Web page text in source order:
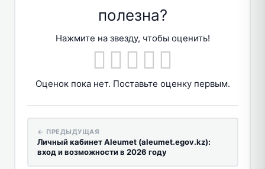
полезна?
Нажмите на звезду, чтобы оценить!
Оценок пока нет. Поставьте оценку первым.
← ПРЕДЫДУЩАЯ
Личный кабинет Aleumet (aleumet.egov.kz):
вход и возможности в 2026 году